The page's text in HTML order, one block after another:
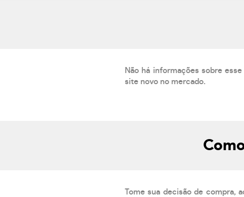
Não há informações sobre
site novo no mercado.
Tome sua decisão de compra,